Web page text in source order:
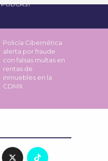
PODCAST
Policía Cibernética
alerta por fraude
con falsas multas en
rentas de
inmuebles en la
CDMX